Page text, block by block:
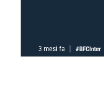
3 mesi fa #BFCInter